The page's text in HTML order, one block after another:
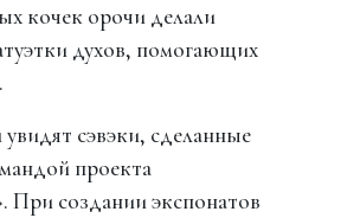
кочек орочи делали
духов, помогающих
сэвэки, сделанные
проекта
При создании экспонатов